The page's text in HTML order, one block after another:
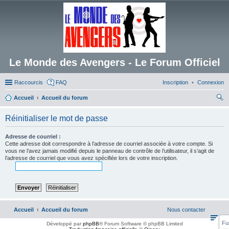
Le Monde des Avengers - Le Forum Officiel
Raccourcis FAQ Connexion
Inscription
Accueil
Accueil du forum
Réinitialiser le mot de passe
Adresse de courriel :
Cette adresse doit correspondre à l’adresse de courriel associée à votre compte. Si
vous ne l’avez jamais modifié depuis le panneau de contrôle de l’utilisateur, il s’agit de
l’adresse de courriel que vous avez spécifiée lors de votre inscription.
Accueil Accueil du forum Nous contacter
Développé parphpBB® Forum Software © phpBB Limited